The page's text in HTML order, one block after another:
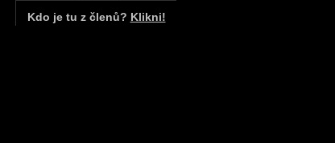
Kdo je tu z členů? Klikni!